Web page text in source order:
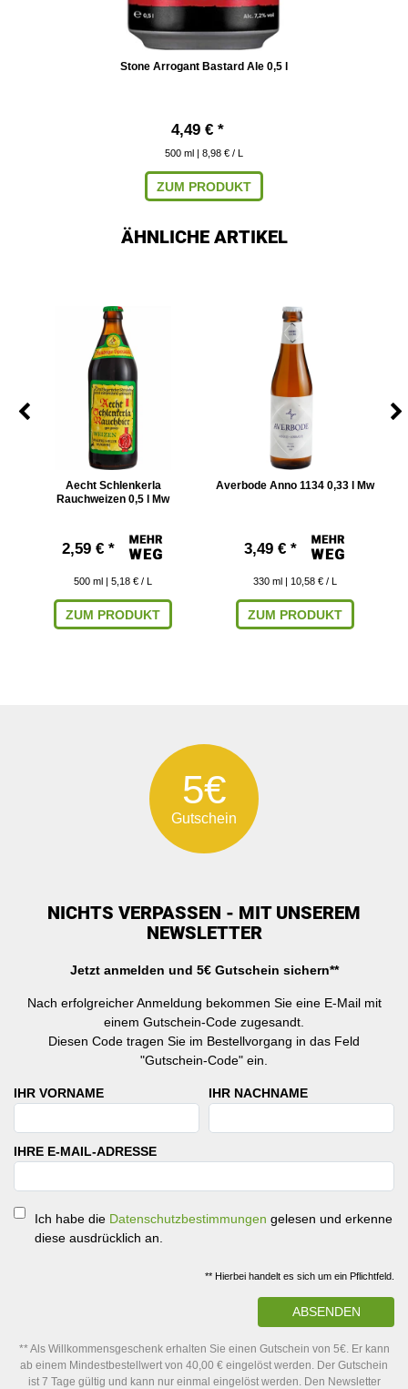
Stone Arrogant Bastard Ale 0,5 l
4,49 € *
500 ml | 8,98 € / L
ZUM PRODUKT
ÄHNLICHE ARTIKEL
Aecht Schlenkerla
Rauchweizen 0,5 l Mw
2,59 € *
500 ml | 5,18 € / L
ZUM PRODUKT
Averbode Anno 1134 0,33 l Mw
3,49 € *
330 ml | 10,58 € / L
ZUM PRODUKT
5€
Gutschein
NICHTS VERPASSEN - MIT UNSEREM
NEWSLETTER
Jetzt anmelden und 5€ Gutschein sichern**
Nach erfolgreicher Anmeldung bekommen Sie eine E-Mail mit
einem Gutschein-Code zugesandt.
Diesen Code tragen Sie im Bestellvorgang in das Feld
"Gutschein-Code" ein.
IHR VORNAME IHR NACHNAME
IHRE E-MAIL-ADRESSE
Ich habe die Datenschutzbestimmungen gelesen und erkenne
diese ausdrücklich an.
** Hierbei handelt es sich um ein Pflichtfeld.
ABSENDEN
** Als Willkommensgeschenk erhalten Sie einen Gutschein von 5€. Er kann
ab einem Mindestbestellwert von 40,00 € eingelöst werden. Der Gutschein
ist 7 Tage gültig und kann nur einmal eingelöst werden. Den Newsletter